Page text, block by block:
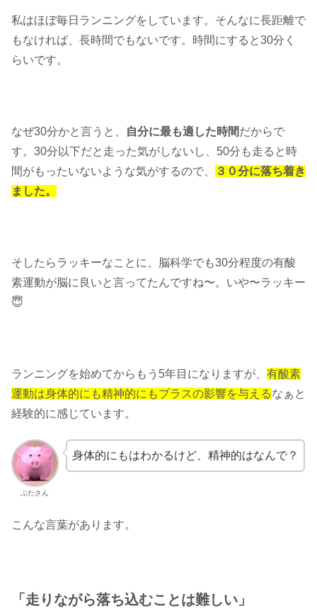
私はほぼ毎日ランニングをしています。そんなに長距離で
もなければ、長時間でもないです。時間にすると30分く
らいです。
なぜ30分かと言うと、 自分に最も適した時間だからで
す。30分以下だと走った気がしないし、50分も走ると時
間がもったいないような気がするので、
３０分に落ち着き
ました。
そしたらラッキーなことに、脳科学でも30分程度の有酸
素運動が脳に良いと言ってたんですね〜。いや〜ラッキー
😇
ランニングを始めてからもう5年目になりますが、 有酸素
運動は身体的にも精神的にもプラスの影響を与えるなぁと
経験的に感じています。
ぶたさん
身体的にもはわかるけど、精神的はなんで？
こんな言葉があります。
「走りながら落ち込むことは難しい」